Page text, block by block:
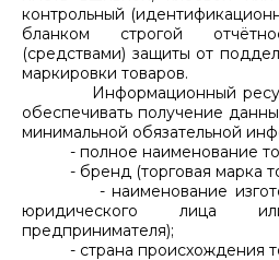
контрольный
бланком строгой
(средствами) защиты от
маркировки товаров.
Информационный ресурс
обеспечивать получение
минимальной обязательной
- полное наименование
- бренд (торговая марка
- наименование
юридического лица
предпринимателя);
- страна происхождения